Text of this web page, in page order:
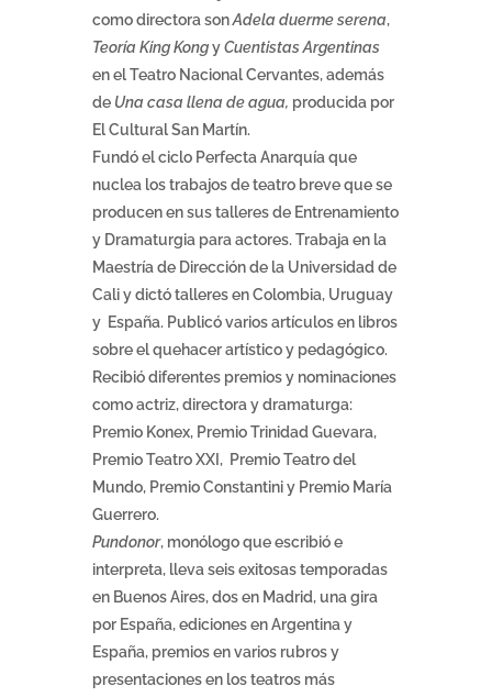
como directora sonAdela duerme serena,
Teoría King KongyCuentistas Argentinas
en el Teatro Nacional Cervantes, además
de Una casa llena de agua, producida por
El Cultural San Martín.
Fundó el ciclo Perfecta Anarquía que
nuclea los trabajos de teatro breve que se
producen en sus talleres de Entrenamiento
y Dramaturgia para actores. Trabaja en la
Maestría de Dirección de la Universidad de
Cali y dictó talleres en Colombia, Uruguay
y España. Publicó varios artículos en libros
sobre el quehacer artístico y pedagógico.
Recibió diferentes premios y nominaciones
como actriz, directora y dramaturga:
Premio Konex, Premio Trinidad Guevara,
Premio Teatro XXI, Premio Teatro del
Mundo, Premio Constantini y Premio María
Guerrero.
Pundonor, monólogo que escribió e
interpreta, lleva seis exitosas temporadas
en Buenos Aires, dos en Madrid, una gira
por España, ediciones en Argentina y
España, premios en varios rubros y
presentaciones en los teatros más